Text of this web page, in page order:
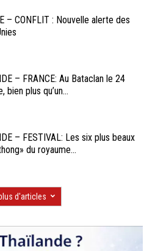
– CONFLIT : Nouvelle alerte des
– FRANCE: Au Bataclan le 24
bien plus qu’un...
– FESTIVAL: Les six plus beaux
du royaume...
d'articles